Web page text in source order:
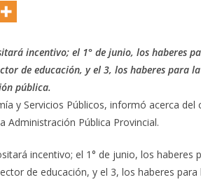
incentivo; el 1° de junio, los haberes
de educación, y el 3, los haberes para
pública.
y Servicios Públicos, informó acerca
Administración Pública Provincial.
incentivo; el 1° de junio, los haberes
de educación, y el 3, los haberes